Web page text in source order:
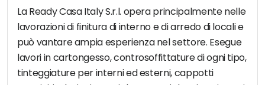
La Ready Casa Italy S.r.l. opera principalmente nelle
lavorazioni di finitura di interno e di arredo di locali e
può vantare ampia esperienza nel settore. Esegue
lavori in cartongesso, controsoffittature di ogni tipo,
tinteggiature per interni ed esterni, cappotti